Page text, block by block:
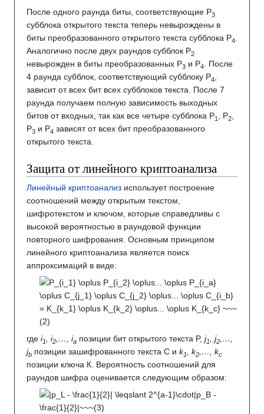
После одного раунда биты, соответствующие P3
субблока открытого текста теперь невырождены в
биты преобразованного открытого текста субблока P4.
Аналогично после двух раундов субблок P2
невырожден в биты преобразованных P3 и P4. После
4 раунда субблок, соответствующий субблоку P4,
зависит от всех бит всех субблоков текста. После 7
раунда получаем полную зависимость выходных
битов от входных, так как все четыре субблока P1 , P2,
P3 и P4 зависят от всех бит преобразованного
открытого текста.
Защита от линейного криптоанализа
Линейный криптоанализ использует построение
соотношений между открытым текстом,
шифротекстом и ключом, которые справедливы с
высокой вероятностью в раундовой функции
повторного шифрования. Основным принципом
линейного криптоанализа является поиск
аппроксимаций в виде:
где i1, i2,…, ia позиции бит открытого текста P, j1, j2,…,
jb позиции зашифрованного текста C и k1, k2,…, kc
позиции ключа К. Вероятность соотношений для
раундов шифра оценивается следующим образом: